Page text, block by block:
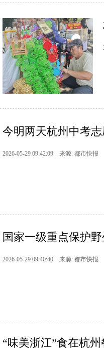
今明两天杭州中考
2026-05-29 09:42:09 来源: 都市快报
国家一级重点保护
2026-05-29 09:40:40 来源: 都市快报
“味美浙江”食在杭